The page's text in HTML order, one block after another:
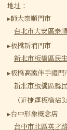
地址：
▸師大泰順門市
台北市大安區泰
▸板橋新埔門市
新北市板橋區民
▸板橋高鐵伴手禮門
新北市板橋區縣
（近捷運板橋站
▸台中形象概念店
台中市北區英才